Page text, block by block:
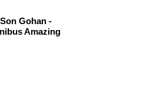
Gohan -
Amazing